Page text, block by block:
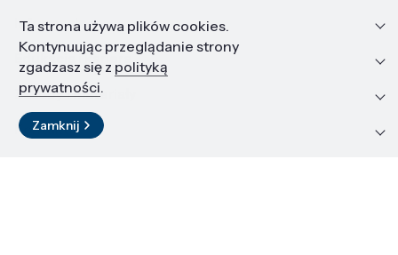
Informacje
Edukacja i kariera
Zasoby i materiały
Kontakt
Ta strona używa plików cookies.
Kontynuując przeglądanie strony
zgadzasz się z polityką
prywatności.
Zamknij